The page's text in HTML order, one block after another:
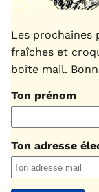
Les prochaines
fraîches et
boîte mail.
Ton prénom
Ton adresse